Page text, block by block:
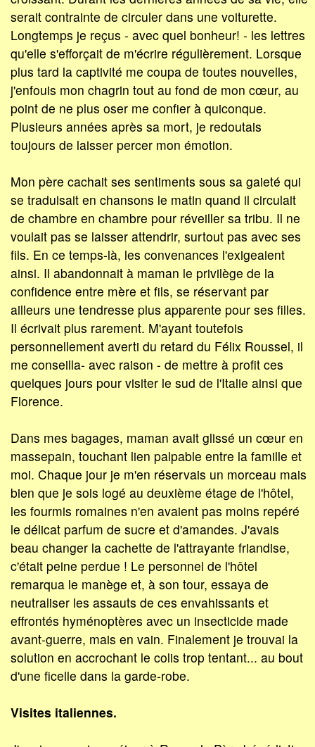
serait contrainte de circuler dans une voiturette.
Longtemps je reçus - avec quel bonheur! - les lettres
qu'elle s'efforçait de m'écrire régulièrement. Lorsque
plus tard la captivité me coupa de toutes nouvelles,
j'enfouis mon chagrin tout au fond de mon cœur, au
point de ne plus oser me confier à quiconque.
Plusieurs années après sa mort, je redoutais
toujours de laisser percer mon émotion.
Mon père cachait ses sentiments sous sa gaieté qui
se traduisait en chansons le matin quand il circulait
de chambre en chambre pour réveiller sa tribu. Il ne
voulait pas se laisser attendrir, surtout pas avec ses
fils. En ce temps-là, les convenances l'exigeaient
ainsi. Il abandonnait à maman le privilège de la
confidence entre mère et fils, se réservant par
ailleurs une tendresse plus apparente pour ses filles.
Il écrivait plus rarement. M'ayant toutefois
personnellement averti du retard du Félix Roussel, il
me conseilla- avec raison - de mettre à profit ces
quelques jours pour visiter le sud de l'Italie ainsi que
Florence.
Dans mes bagages, maman avait glissé un cœur en
massepain, touchant lien palpable entre la famille et
moi. Chaque jour je m'en réservais un morceau mais
bien que je sois logé au deuxième étage de l'hôtel,
les fourmis romaines n'en avaient pas moins repéré
le délicat parfum de sucre et d'amandes. J'avais
beau changer la cachette de l'attrayante friandise,
c'était peine perdue ! Le personnel de l'hôtel
remarqua le manège et, à son tour, essaya de
neutraliser les assauts de ces envahissants et
effrontés hyménoptères avec un insecticide made
avant-guerre, mais en vain. Finalement je trouvai la
solution en accrochant le colis trop tentant... au bout
d'une ficelle dans la garde-robe.
Visites italiennes.